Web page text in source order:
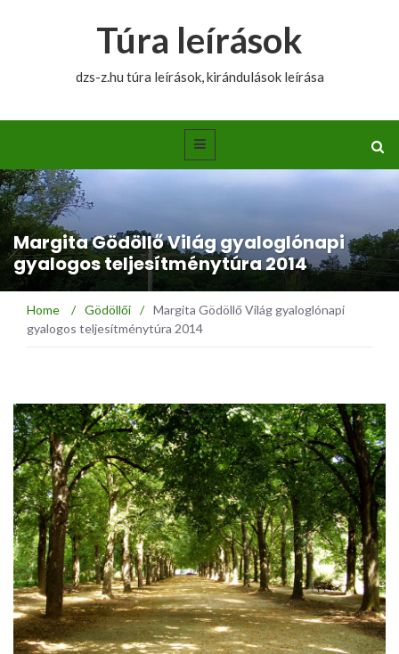
Túra leírások
dzs-z.hu túra leírások, kirándulások leírása
Margita Gödöllő Világ gyaloglónapi
gyalogos teljesítménytúra 2014
Home / Gödöllői / Margita Gödöllő Világ gyaloglónapi
gyalogos teljesítménytúra 2014